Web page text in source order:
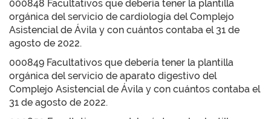
000848 Facultativos que debería tener la plantilla
orgánica del servicio de cardiología del Complejo
Asistencial de Ávila y con cuántos contaba el 31 de
agosto de 2022.
000849 Facultativos que debería tener la plantilla
orgánica del servicio de aparato digestivo del
Complejo Asistencial de Ávila y con cuántos contaba el
31 de agosto de 2022.